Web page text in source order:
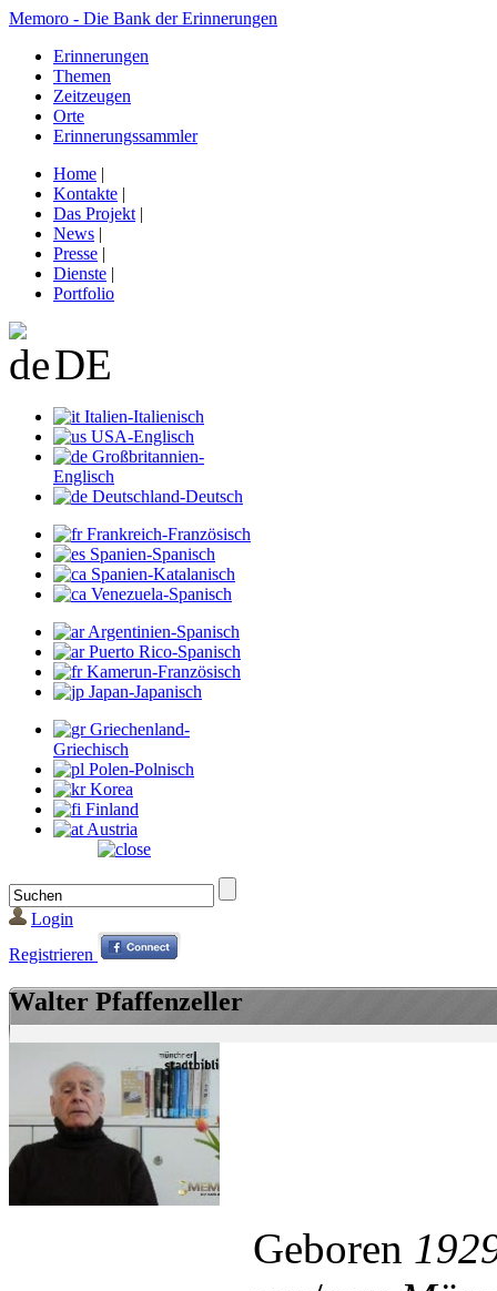
Memoro - Die Bank der Erinnerungen
Erinnerungen
Themen
Zeitzeugen
Orte
Erinnerungssammler
Home |
Kontakte |
Das Projekt |
News |
Presse |
Dienste |
Portfolio
DE
Italien-Italienisch
USA-Englisch
Großbritannien-
Englisch
Deutschland-Deutsch
Frankreich-Französisch
Spanien-Spanisch
Spanien-Katalanisch
Venezuela-Spanisch
Argentinien-Spanisch
Puerto Rico-Spanisch
Kamerun-Französisch
Japan-Japanisch
Griechenland-
Griechisch
Polen-Polnisch
Korea
Finland
Austria
Login
Registrieren
Walter Pfaffenzeller
Geboren